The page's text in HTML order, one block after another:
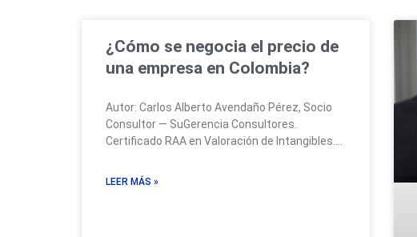
¿Cómo se negocia el precio de
una empresa en Colombia?
Autor: Carlos Alberto Avendaño Pérez, Socio
Consultor — SuGerencia Consultores.
Certificado RAA en Valoración de Intangibles.
LEER MÁS »